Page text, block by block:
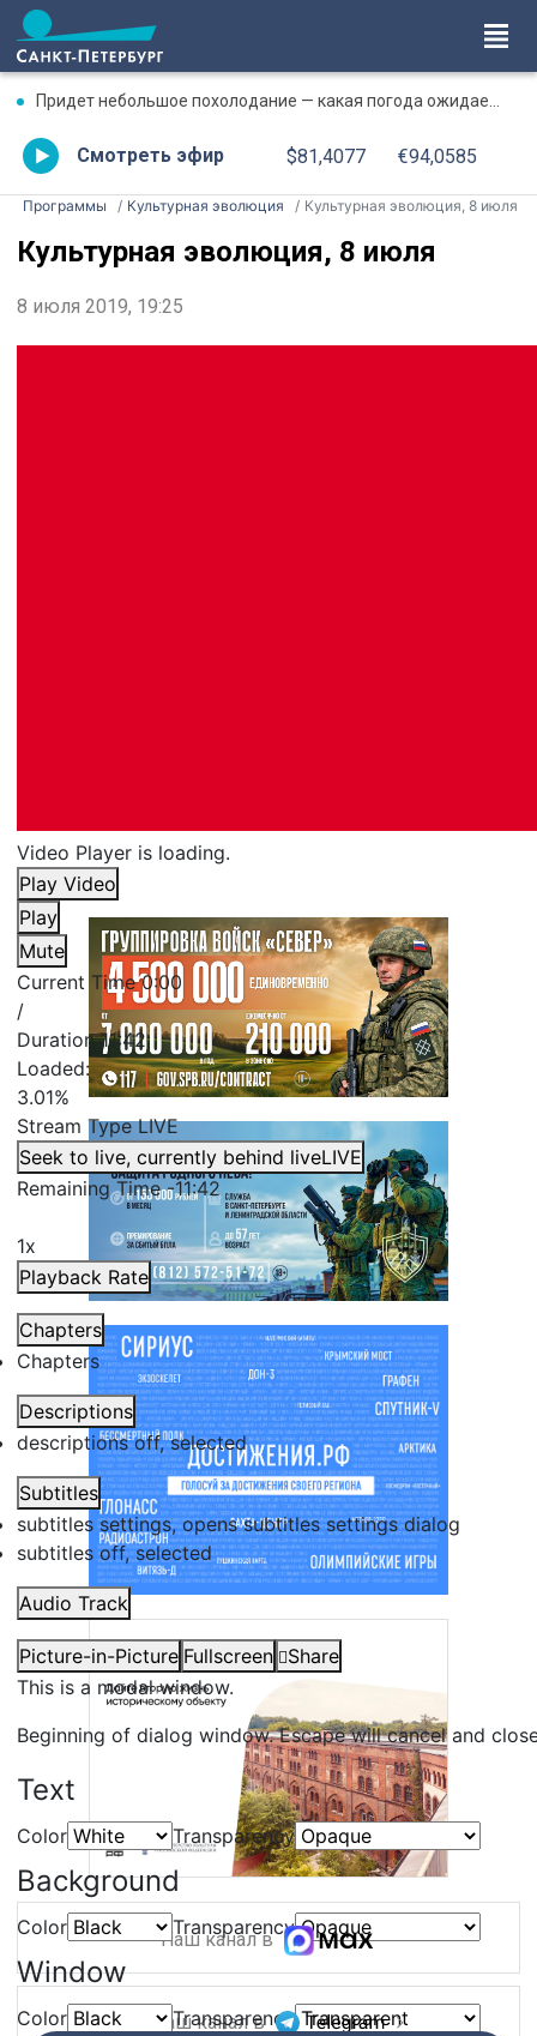
Придет небольшое похолодание — какая погода ожидается в Петербурге 8 августа
Смотреть эфир $81,4077 €94,0585
Программы Культурная эволюция Культурная эволюция, 8 июля
Культурная эволюция, 8 июля
8 июля 2019, 19:25
Video Player is loading.
Play Video
Play
Mute
Current Time0:00
/
Duration11:42
Loaded:
3.01%
Stream TypeLIVE
Seek to live, currently behind liveLIVE
Remaining Time-11:42
1x
Playback Rate
Chapters
Chapters
Descriptions
descriptions off, selected
Subtitles
subtitles settings, opens subtitles settings dialog
subtitles off, selected
Audio Track
Picture-in-Picture Fullscreen
Share
This is a modal window.
Beginning of dialog window. Escape will cancel and
Text
Color Transparency
Background
Color Transparency
Window
Color Transparency
Наш канал в
Наш канал в